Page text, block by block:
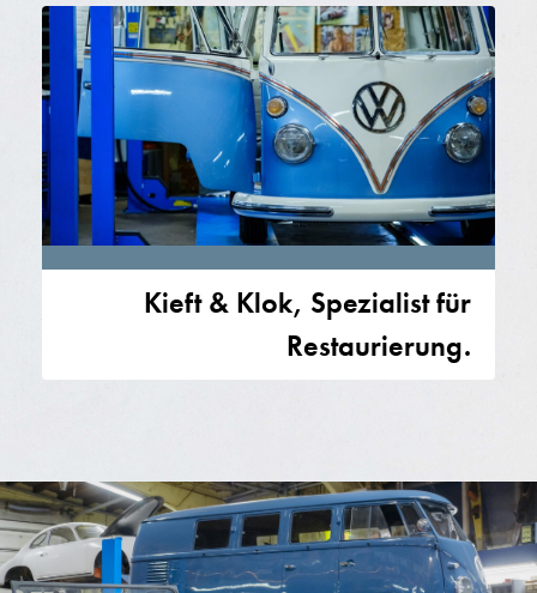
Kieft & Klok, Spezialist für
Restaurierung.